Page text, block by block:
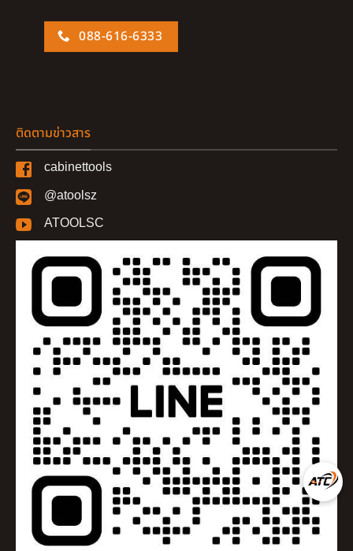
088-616-6333
ติดตามข่าวสาร
cabinettools
@atoolsz
ATOOLSC